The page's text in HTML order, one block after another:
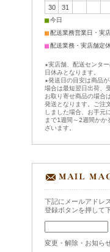
30
31
■今日
■配送業務営業日・実
■配送業務・実店舗定
★実店舗、配送センタ
日休みとなります。
★発送日の目安は商品
場合は最短翌日出荷、
お取り寄せ商品の場合
発送となります。ご注
しました場合、お手元
まで1週間～2週間かか
ざいます。
下記にメールアドレ
登録ボタンを押して
変更・解除・お知ら